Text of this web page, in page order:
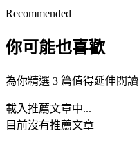
Recommended
你可能也喜歡
為你精選 3 篇值得延伸閱
載入推薦文章中...
目前沒有推薦文章